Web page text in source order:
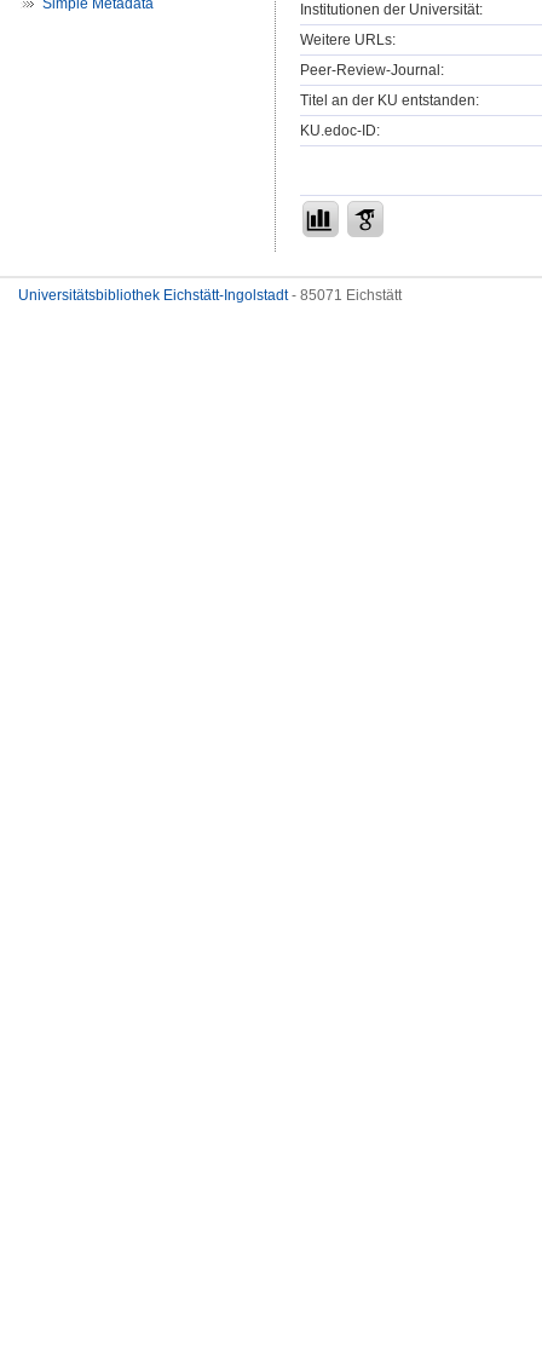
Simple Metadata
Institutionen der Universität:
Weitere URLs:
Peer-Review-Journal:
Titel an der KU entstanden:
KU.edoc-ID:
Universitätsbibliothek Eichstätt-Ingolstadt- 85071 Eichstätt